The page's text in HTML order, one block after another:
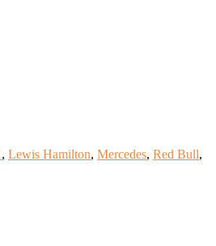
, Lewis Hamilton, Mercedes, Red Bull,